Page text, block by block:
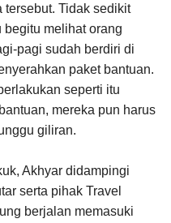
tersebut. Tidak sedikit
begitu melihat orang
pagi sudah berdiri di
paket bantuan.
seperti itu
mereka pun harus
giliran.
Akhyar didampingi
serta pihak Travel
berjalan memasuki